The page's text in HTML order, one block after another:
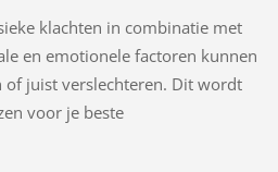
klachten in combinatie met
en emotionele factoren kunnen
juist verslechteren. Dit wordt
voor je beste